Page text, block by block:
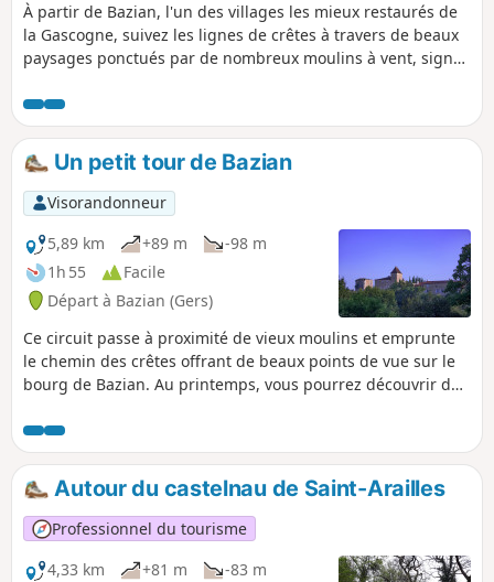
À partir de Bazian, l'un des villages les mieux restaurés de
la Gascogne, suivez les lignes de crêtes à travers de beaux
paysages ponctués par de nombreux moulins à vent, signes
sud de Vic-Fezensac, vous découvrirez notamment le village
et son château rénové, des moulins et des points de vue.
Un petit tour de Bazian
Visorandonneur
5,89 km
+89 m
-98 m
1h 55
Facile
Départ à Bazian (Gers)
Ce circuit passe à proximité de vieux moulins et emprunte
le chemin des crêtes offrant de beaux points de vue sur le
bourg de Bazian. Au printemps, vous pourrez découvrir des
Autour du castelnau de Saint-Arailles
Professionnel du tourisme
4,33 km
+81 m
-83 m